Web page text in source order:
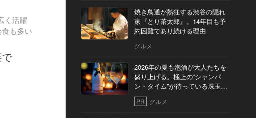
く活躍
食も多い
焼き鳥通が熱狂する渋谷の隠れ
家『とり茶太郎』。14年目も予
約困難であり続ける理由
グルメ
2026年の夏も泡酒が大人たちを
盛り上げる。極上の“シャンパ
ン・タイム”が待っている珠玉の
10軒
PR グルメ